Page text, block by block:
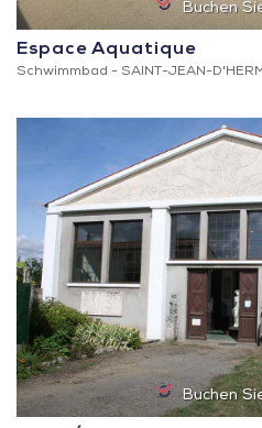
Buchen
Espace Aquatique
Schwimmbad - SAINT-JEAN-
Buchen